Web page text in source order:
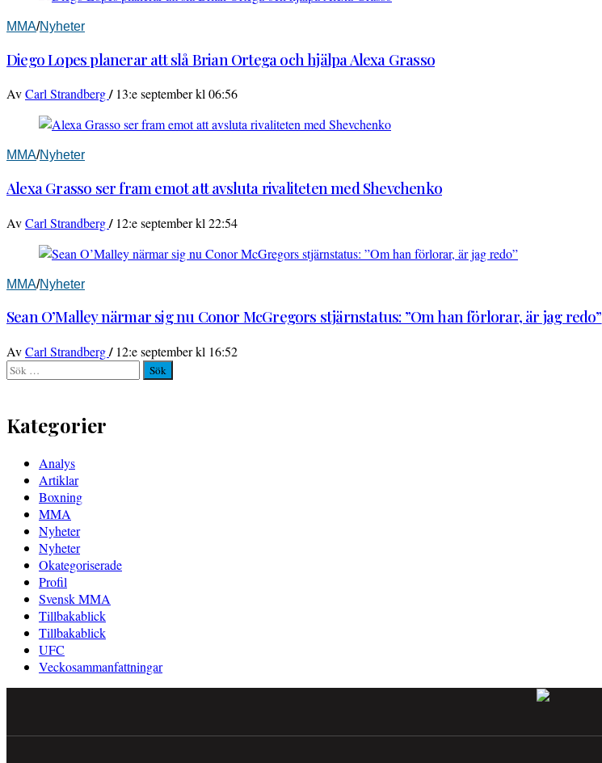
MMA/Nyheter
Diego Lopes planerar att slå Brian Ortega och hjälpa Alexa Grasso
AvCarl Strandberg/ 13:e september kl 06:56
MMA/Nyheter
Alexa Grasso ser fram emot att avsluta rivaliteten med Shevchenko
AvCarl Strandberg/ 12:e september kl 22:54
MMA/Nyheter
Sean O’Malley närmar sig nu Conor McGregors stjärnstatus: ”Om han förlorar, är jag redo”
AvCarl Strandberg/ 12:e september kl 16:52
Sök
efter:
Kategorier
Analys
Artiklar
Boxning
MMA
Nyheter
Nyheter
Okategoriserade
Profil
Svensk MMA
Tillbakablick
Tillbakablick
UFC
Veckosammanfattningar